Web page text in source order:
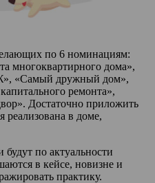
по 6 номинациям:
многоквартирного дома»,
«Самый дружный дом»,
ремонта»,
Достаточно приложить
реализована в доме,
по актуальности
в кейсе, новизне и
практику.